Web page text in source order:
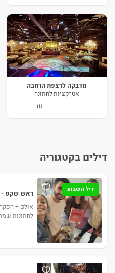
מדבקה לרצפת הרחבה
אטרקציות לחתונה
(1)
דילים בקטגוריה
דיל השבוע ראש שקט -
אולם +
לחתונות